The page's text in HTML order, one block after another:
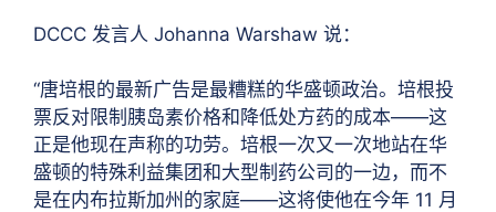
DCCC 发言人 Johanna Warshaw 说：
“唐培根的最新广告是最糟糕的华盛顿政治。培根投
票反对限制胰岛素价格和降低处方药的成本——这
正是他现在声称的功劳。培根一次又一次地站在华
盛顿的特殊利益集团和大型制药公司的一边，而不
是在内布拉斯加州的家庭——这将使他在今年 11 月